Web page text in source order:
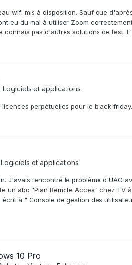
wifi mis à disposition. Sauf que
eu du mal à utiliser Zoom
pas d'autres solutions de test.
Logiciels et applications
perpétuelles pour le black
Logiciels et applications
J'avais rencontré le problème d'UAC
un abo "Plan Remote Acces" chez TV
à " Console de gestion des
10 Pro